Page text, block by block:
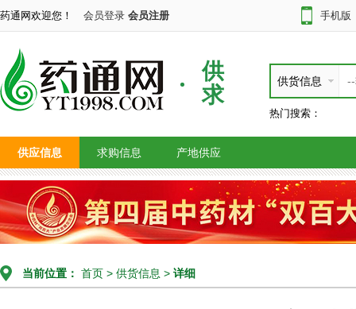
药通网欢迎您！ 会员登录 会员注册 手机版
供
求
供货信息
热门搜索：
供应信息 求购信息 产地供应
当前位置： 首页 > 供货信息 > 详细